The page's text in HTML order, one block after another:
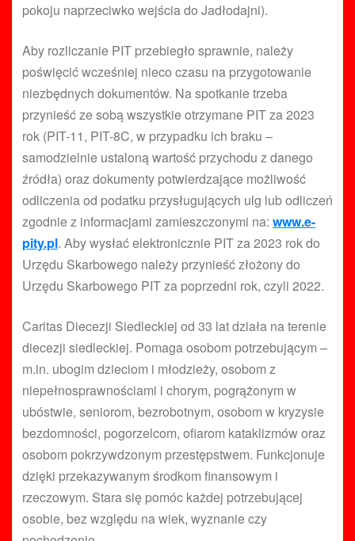
pokoju naprzeciwko wejścia do Jadłodajni).
Aby rozliczanie PIT przebiegło sprawnie, należy
poświęcić wcześniej nieco czasu na przygotowanie
niezbędnych dokumentów. Na spotkanie trzeba
przynieść ze sobą wszystkie otrzymane PIT za 2023
rok (PIT-11, PIT-8C, w przypadku ich braku –
samodzielnie ustaloną wartość przychodu z danego
źródła) oraz dokumenty potwierdzające możliwość
odliczenia od podatku przysługujących ulg lub odliczeń
zgodnie z informacjami zamieszczonymi na: www.e-
pity.pl. Aby wysłać elektronicznie PIT za 2023 rok do
Urzędu Skarbowego należy przynieść złożony do
Urzędu Skarbowego PIT za poprzedni rok, czyli 2022.
Caritas Diecezji Siedleckiej od 33 lat działa na terenie
diecezji siedleckiej. Pomaga osobom potrzebującym –
m.in. ubogim dzieciom i młodzieży, osobom z
niepełnosprawnościami i chorym, pogrążonym w
ubóstwie, seniorom, bezrobotnym, osobom w kryzysie
bezdomności, pogorzelcom, ofiarom kataklizmów oraz
osobom pokrzywdzonym przestępstwem. Funkcjonuje
dzięki przekazywanym środkom finansowym i
rzeczowym. Stara się pomóc każdej potrzebującej
osobie, bez względu na wiek, wyznanie czy